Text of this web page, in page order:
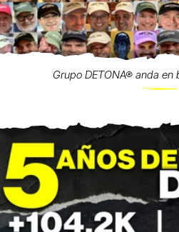
Grupo DETONA® anda en